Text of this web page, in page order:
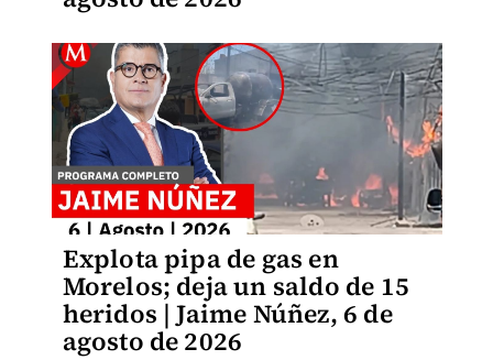
Explota pipa de gas en
Morelos; deja un saldo de 15
heridos | Jaime Núñez, 6 de
agosto de 2026